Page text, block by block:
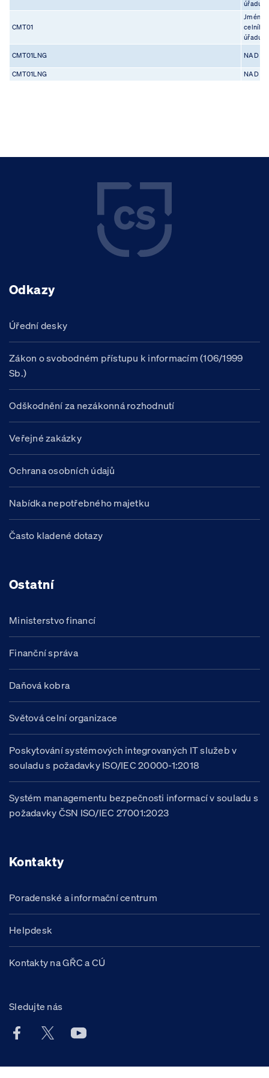
úřadu
CMT01
Jméno
celního
úřadu
CMT01LNG NAD
CMT01LNG NAD
Odkazy
Úřední desky
Zákon o svobodném přístupu k informacím (106/1999
Sb.)
Odškodnění za nezákonná rozhodnutí
Veřejné zakázky
Ochrana osobních údajů
Nabídka nepotřebného majetku
Často kladené dotazy
Ostatní
Ministerstvo financí
Finanční správa
Daňová kobra
Světová celní organizace
Poskytování systémových integrovaných IT služeb v
souladu s požadavky ISO/IEC 20000-1:2018
Systém managementu bezpečnosti informací v souladu s
požadavky ČSN ISO/IEC 27001:2023
Kontakty
Poradenské a informační centrum
Helpdesk
Kontakty na GŘC a CÚ
Sledujte nás
Facebook účet Celní správy ČR
X účet Celní správy ČR
Youtube účet Celní správy ČR